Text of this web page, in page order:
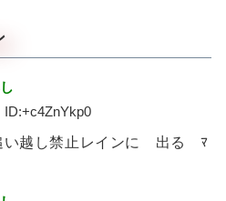
+c4ZnYkp0
い越し禁止レインに 出る ﾏ